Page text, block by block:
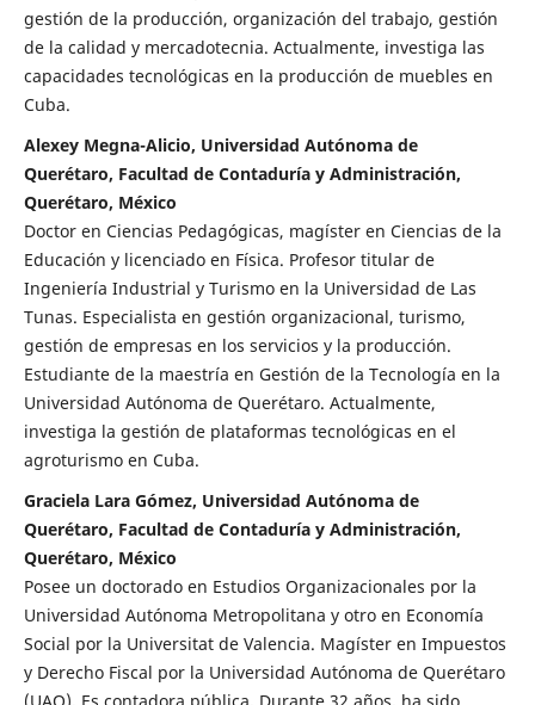
gestión de la producción, organización del trabajo, gestión
de la calidad y mercadotecnia. Actualmente, investiga las
capacidades tecnológicas en la producción de muebles en
Cuba.
Alexey Megna-Alicio, Universidad Autónoma de
Querétaro, Facultad de Contaduría y Administración,
Querétaro, México
Doctor en Ciencias Pedagógicas, magíster en Ciencias de la
Educación y licenciado en Física. Profesor titular de
Ingeniería Industrial y Turismo en la Universidad de Las
Tunas. Especialista en gestión organizacional, turismo,
gestión de empresas en los servicios y la producción.
Estudiante de la maestría en Gestión de la Tecnología en la
Universidad Autónoma de Querétaro. Actualmente,
investiga la gestión de plataformas tecnológicas en el
agroturismo en Cuba.
Graciela Lara Gómez, Universidad Autónoma de
Querétaro, Facultad de Contaduría y Administración,
Querétaro, México
Posee un doctorado en Estudios Organizacionales por la
Universidad Autónoma Metropolitana y otro en Economía
Social por la Universitat de Valencia. Magíster en Impuestos
y Derecho Fiscal por la Universidad Autónoma de Querétaro